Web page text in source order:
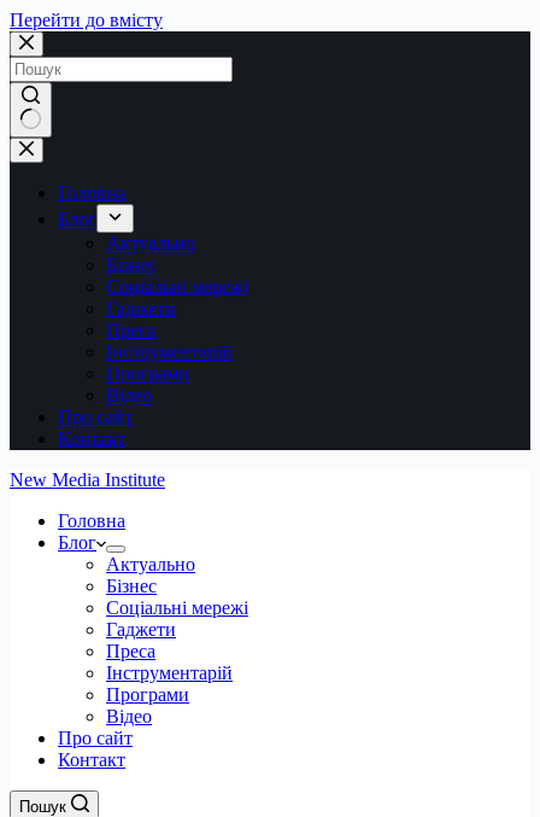
Перейти до вмісту
Немає
результатів
Головна
Блог
Актуально
Бізнес
Соціальні мережі
Гаджети
Преса
Інструментарій
Програми
Відео
Про сайт
Контакт
New Media Institute
Головна
Блог
Актуально
Бізнес
Соціальні мережі
Гаджети
Преса
Інструментарій
Програми
Відео
Про сайт
Контакт
Пошук